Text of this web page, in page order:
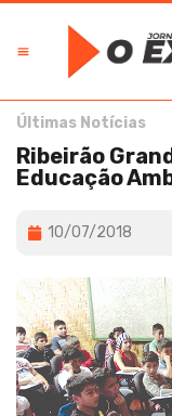
Últimas Notícias
Ribeirão
Educação
10/07/2018